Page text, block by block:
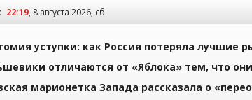
22:19, 8 августа 2026, сб
уступки: как Россия потеряла
отличаются от «Яблока» тем, что
марионетка Запада рассказала о